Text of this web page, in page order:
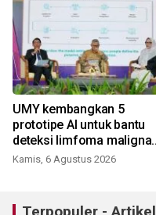
UMY kembangkan 5
prototipe AI untuk bantu
deteksi limfoma maligna
hingga tumor otak
Kamis, 6 Agustus 2026